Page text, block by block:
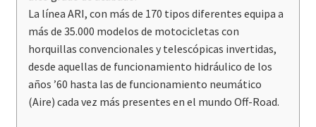
La línea ARI, con más de 170 tipos diferentes equipa a
más de 35.000 modelos de motocicletas con
horquillas convencionales y telescópicas invertidas,
desde aquellas de funcionamiento hidráulico de los
años ’60 hasta las de funcionamiento neumático
(Aire) cada vez más presentes en el mundo Off-Road.